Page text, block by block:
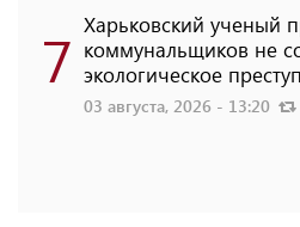
7 Харьковский ученый
коммунальщиков не
экологическое
03 августа, 2026 - 13:20